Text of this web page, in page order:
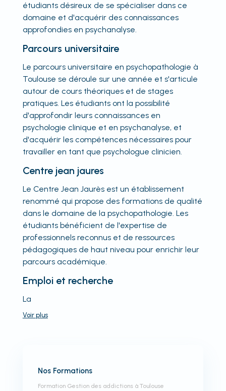
étudiants désireux de se spécialiser dans ce
domaine et d'acquérir des connaissances
approfondies en psychanalyse.
Parcours universitaire
Le parcours universitaire en psychopathologie à
Toulouse se déroule sur une année et s'articule
autour de cours théoriques et de stages
pratiques. Les étudiants ont la possibilité
d'approfondir leurs connaissances en
psychologie clinique et en psychanalyse, et
d'acquérir les compétences nécessaires pour
travailler en tant que psychologue clinicien.
Centre jean jaures
Le Centre Jean Jaurès est un établissement
renommé qui propose des formations de qualité
dans le domaine de la psychopathologie. Les
étudiants bénéficient de l'expertise de
professionnels reconnus et de ressources
pédagogiques de haut niveau pour enrichir leur
parcours académique.
Emploi et recherche
La
Voir plus
Nos Formations
Formation Gestion des addictions à Toulouse